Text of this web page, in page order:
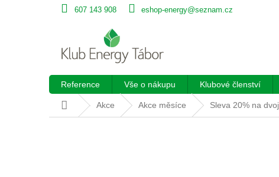
607 143 908 eshop-energy@seznam.cz
Reference Vše o nákupu Klubové členství
Domů Akce Akce měsíce Sleva 20% na